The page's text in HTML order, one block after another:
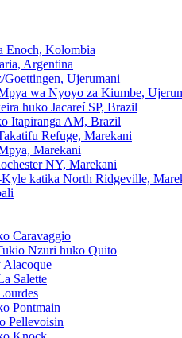
Enoch, Kolombia
Argentina
Ujerumani
wa Nyoyo za Kiumbe,
huko Jacareí SP, Brazil
Itapiranga AM, Brazil
Refuge, Marekani
Marekani
NY, Marekani
katika North Ridgeville,
Caravaggio
Nzuri huko Quito
Salette
Pontmain
Pellevoisin